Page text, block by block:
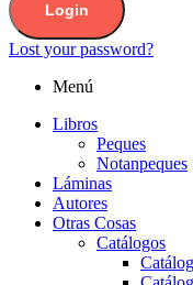
Login
Lost your password?
Menú
Libros
Peques
Notanpeques
Láminas
Autores
Otras Cosas
Catálogos